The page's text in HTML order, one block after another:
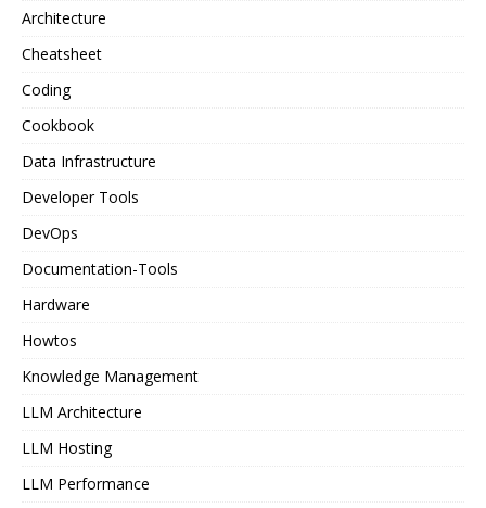
Architecture
Cheatsheet
Coding
Cookbook
Data Infrastructure
Developer Tools
DevOps
Documentation-Tools
Hardware
Howtos
Knowledge Management
LLM Architecture
LLM Hosting
LLM Performance